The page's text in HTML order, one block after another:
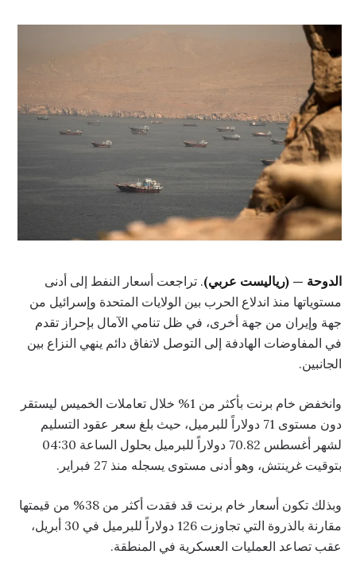
الدوحة — (رياليست عربي). تراجعت أسعار النفط إلى أدنى
مستوياتها منذ اندلاع الحرب بين الولايات المتحدة وإسرائيل من
جهة وإيران من جهة أخرى، في ظل تنامي الآمال بإحراز تقدم
في المفاوضات الهادفة إلى التوصل لاتفاق دائم ينهي النزاع بين
الجانبين.
وانخفض خام برنت بأكثر من 1% خلال تعاملات الخميس ليستقر
دون مستوى 71 دولاراً للبرميل، حيث بلغ سعر عقود التسليم
لشهر أغسطس 70.82 دولاراً للبرميل بحلول الساعة 04:30
بتوقيت غرينتش، وهو أدنى مستوى يسجله منذ 27 فبراير.
وبذلك تكون أسعار خام برنت قد فقدت أكثر من 38% من قيمتها
مقارنة بالذروة التي تجاوزت 126 دولاراً للبرميل في 30 أبريل،
عقب تصاعد العمليات العسكرية في المنطقة.